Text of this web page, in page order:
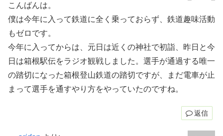
こんばんは。
僕は今年に入って鉄道に全く乗っておらず、鉄道趣味活動
もゼロです。
今年に入ってからは、元日は近くの神社で初詣、昨日と今
日は箱根駅伝をラジオ観戦しました。選手が通過する唯一
の踏切になった箱根登山鉄道の踏切ですが、まだ電車が止
まって選手を通すやり方をやっていたのですね。
返信